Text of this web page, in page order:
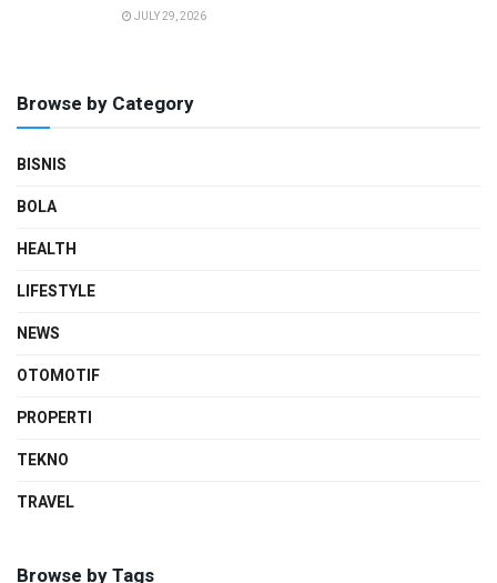
JULY 29, 2026
Browse by Category
BISNIS
BOLA
HEALTH
LIFESTYLE
NEWS
OTOMOTIF
PROPERTI
TEKNO
TRAVEL
Browse by Tags